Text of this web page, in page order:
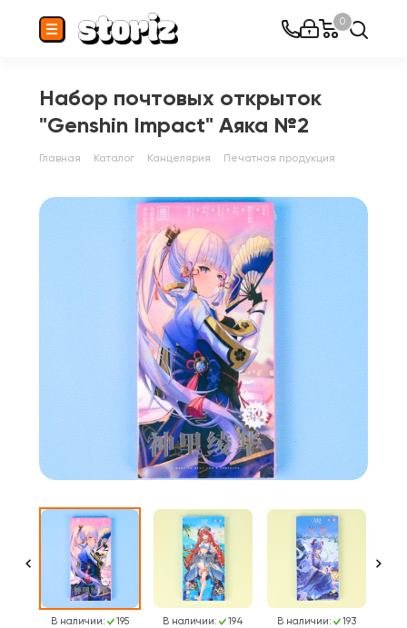
0
Набор почтовых открыток
"Genshin Impact" Аяка №2
Главная Каталог Канцелярия Печатная продукция
В наличии: 195 В наличии: 194 В наличии: 193